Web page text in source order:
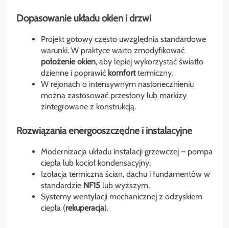
Dopasowanie układu okien i drzwi
Projekt gotowy często uwzględnia standardowe
warunki. W praktyce warto zmodyfikować
położenie okien, aby lepiej wykorzystać światło
dzienne i poprawić komforttermiczny.
W rejonach o intensywnym nasłonecznieniu
można zastosować przesłony lub markizy
zintegrowane z konstrukcją.
Rozwiązania energooszczędne i instalacyjne
Modernizacja układu instalacji grzewczej – pompa
ciepła lub kocioł kondensacyjny.
Izolacja termiczna ścian, dachu i fundamentów w
standardzie NF15 lub wyższym.
Systemy wentylacji mechanicznej z odzyskiem
ciepła (rekuperacja).